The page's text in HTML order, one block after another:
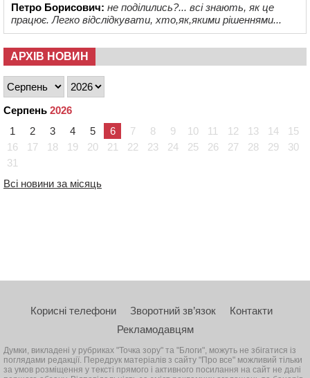
Петро Борисович: не поділились?... всі знають, як це
працює. Легко відслідкувати, хто,як,якими рішеннями...
АРХІВ НОВИН
Серпень 2026
1
2 3 4 5 6 7 8 9 10 11 12 13 14
15
16
17 18 19 20 21 22 23 24 25 26 27 28 29
30
31
Всі новини за місяць
Корисні телефони Зворотний зв’язок
Контакти
Рекламодавцям
Думки, викладені у рубриках "Точка зору" та "Блоги", можуть не збігатися із
поглядами редакції. Передрук матеріалів з сайту "Про все" можливий тільки
за умов розміщення у тексті прямого і активного посилання на сайт не далі